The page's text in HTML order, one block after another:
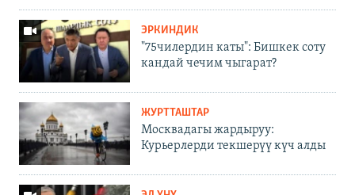
ЭРКИНДИК
"75чилердин каты": Бишкек соту
кандай чечим чыгарат?
ЖУРТТАШТАР
Москвадагы жардыруу:
Курьерлерди текшерүү күч алды